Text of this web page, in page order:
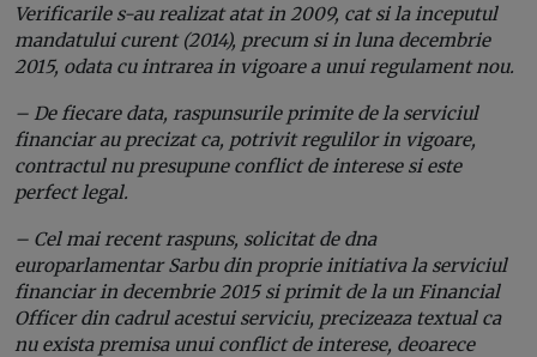
Verificarile s-au realizat atat in 2009, cat si la inceputul
mandatului curent (2014), precum si in luna decembrie
2015, odata cu intrarea in vigoare a unui regulament nou.
– De fiecare data, raspunsurile primite de la serviciul
financiar au precizat ca, potrivit regulilor in vigoare,
contractul nu presupune conflict de interese si este
perfect legal.
– Cel mai recent raspuns, solicitat de dna
europarlamentar Sarbu din proprie initiativa la serviciul
financiar in decembrie 2015 si primit de la un Financial
Officer din cadrul acestui serviciu, precizeaza textual ca
nu exista premisa unui conflict de interese, deoarece